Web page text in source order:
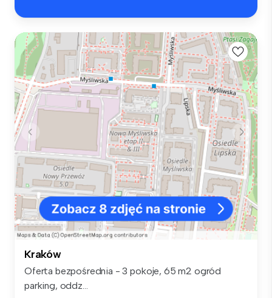
Kraków
Oferta bezpośrednia - 3 pokoje, 65 m2 ogród
parking, oddz...